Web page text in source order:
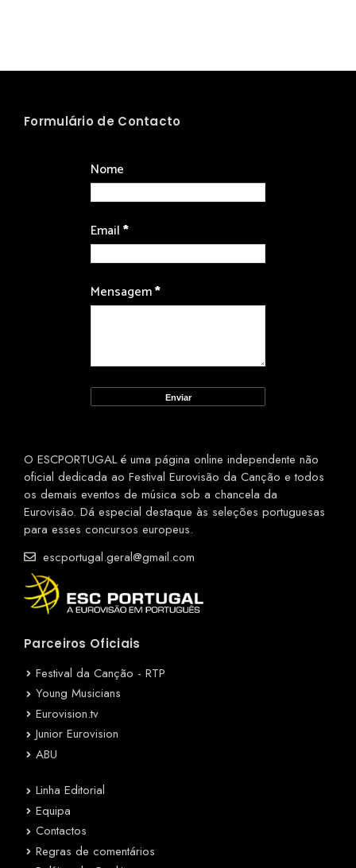
Formulário de Contacto
Nome
Email*
Mensagem*
O ESCPORTUGAL é uma página online independente não
oficial dedicada ao Festival Eurovisão da Canção e todos
os demais eventos de música sob a chancela da
Eurovisão. Dá especial destaque às seleções portuguesas
para esses concursos europeus.
escportugal.geral@gmail.com
Parceiros Oficiais
Festival da Canção - RTP
Young Musicians
Eurovision.tv
Junior Eurovision
ABU
Linha Editorial
Equipa
Contactos
Regras de comentários